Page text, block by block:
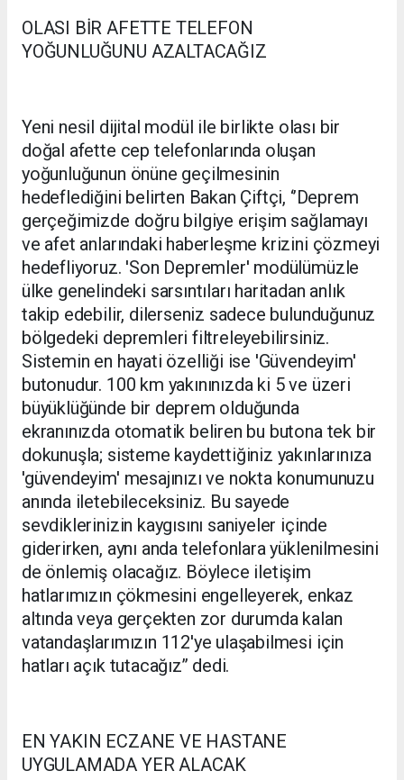
OLASI BİR AFETTE TELEFON
YOĞUNLUĞUNU AZALTACAĞIZ
Yeni nesil dijital modül ile birlikte olası bir
doğal afette cep telefonlarında oluşan
yoğunluğunun önüne geçilmesinin
hedeflediğini belirten Bakan Çiftçi, ‘’Deprem
gerçeğimizde doğru bilgiye erişim sağlamayı
ve afet anlarındaki haberleşme krizini çözmeyi
hedefliyoruz. 'Son Depremler' modülümüzle
ülke genelindeki sarsıntıları haritadan anlık
takip edebilir, dilerseniz sadece bulunduğunuz
bölgedeki depremleri filtreleyebilirsiniz.
Sistemin en hayati özelliği ise 'Güvendeyim'
butonudur. 100 km yakınınızda ki 5 ve üzeri
büyüklüğünde bir deprem olduğunda
ekranınızda otomatik beliren bu butona tek bir
dokunuşla; sisteme kaydettiğiniz yakınlarınıza
'güvendeyim' mesajınızı ve nokta konumunuzu
anında iletebileceksiniz. Bu sayede
sevdiklerinizin kaygısını saniyeler içinde
giderirken, aynı anda telefonlara yüklenilmesini
de önlemiş olacağız. Böylece iletişim
hatlarımızın çökmesini engelleyerek, enkaz
altında veya gerçekten zor durumda kalan
vatandaşlarımızın 112'ye ulaşabilmesi için
hatları açık tutacağız’’ dedi.
EN YAKIN ECZANE VE HASTANE
UYGULAMADA YER ALACAK